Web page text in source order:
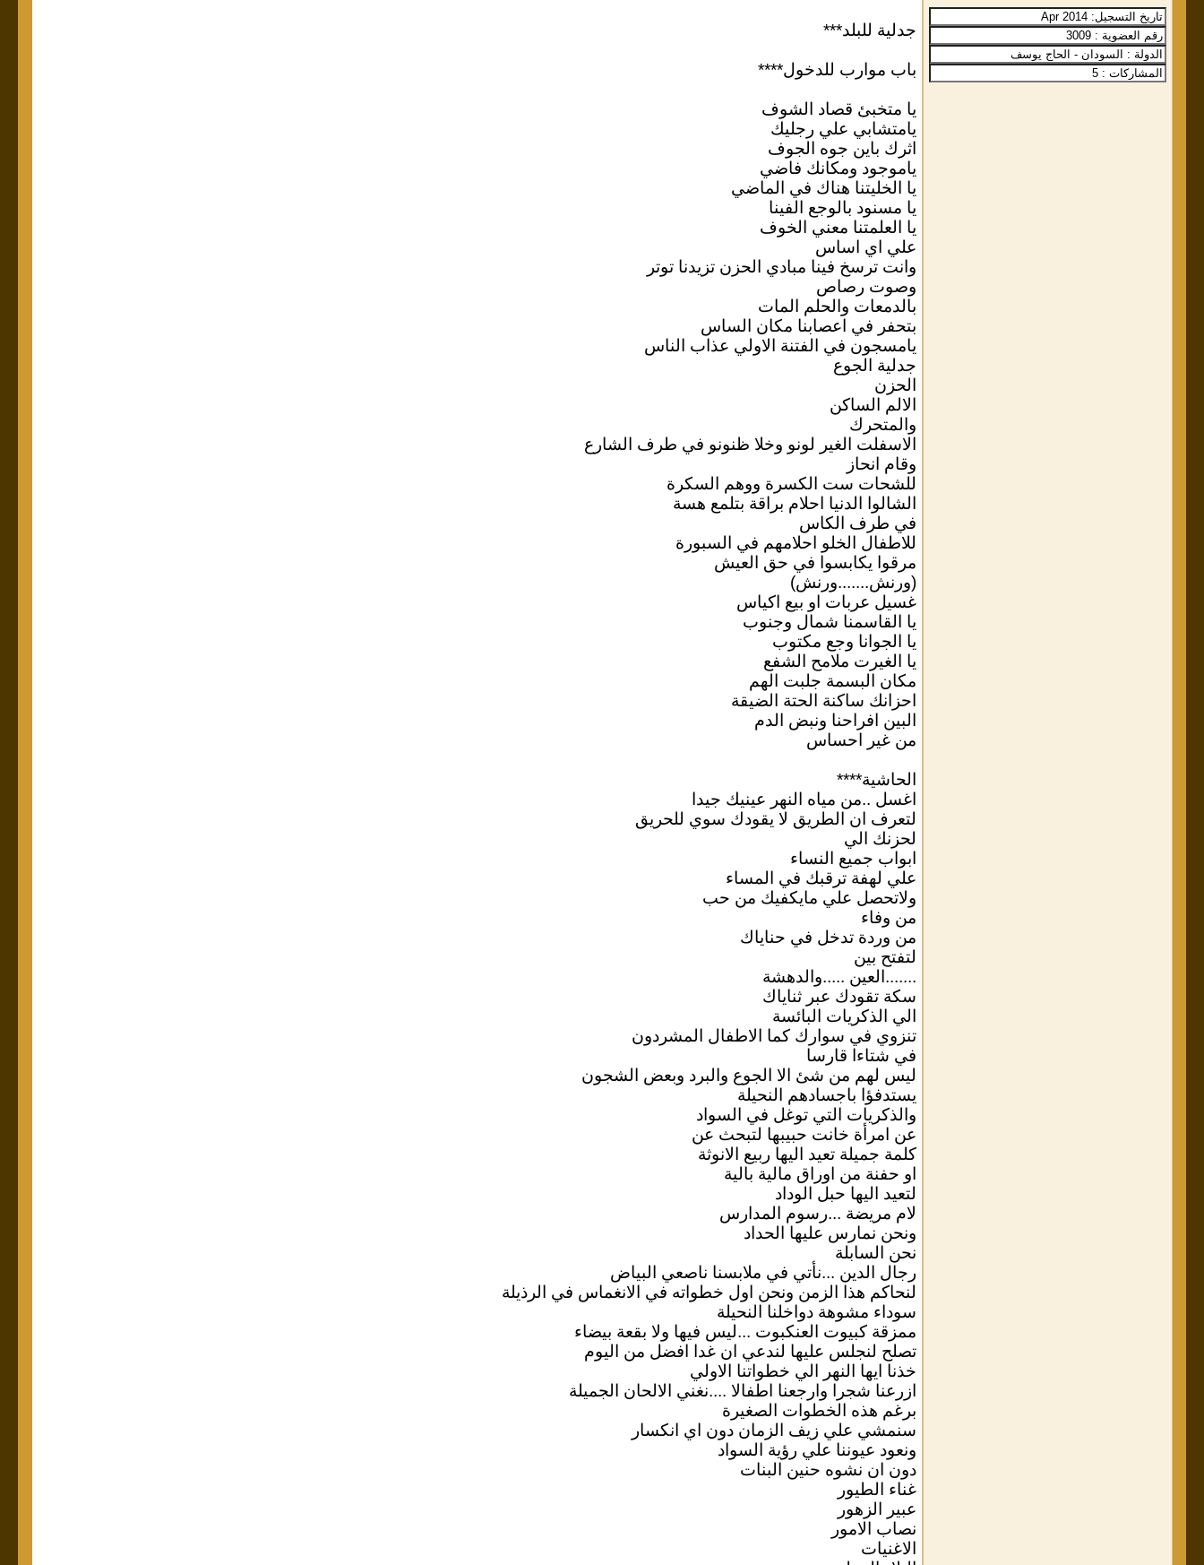
جدلية للبلد***
باب موارب للدخول****
يا متخبئ قصاد الشوف
يامتشابي علي رجليك
اثرك باين جوه الجوف
ياموجود ومكانك فاضي
يا الخليتنا هناك في الماضي
يا مسنود بالوجع الفينا
يا العلمتنا معني الخوف
علي اي اساس
وانت ترسخ فينا مبادي الحزن تزيدنا توتر
وصوت رصاص
بالدمعات والحلم المات
بتحفر في اعصابنا مكان الساس
يامسجون في الفتنة الاولي عذاب الناس
جدلية الجوع
الحزن
الالم الساكن
والمتحرك
الاسفلت الغير لونو وخلا ظنونو في طرف الشارع
وقام انحاز
للشحات ست الكسرة ووهم السكرة
الشالوا الدنيا احلام براقة بتلمع هسة
في طرف الكاس
للاطفال الخلو احلامهم في السبورة
مرقوا يكابسوا في حق العيش
(ورنش.......ورنش)
غسيل عربات او بيع اكياس
يا القاسمنا شمال وجنوب
يا الجوانا وجع مكتوب
يا الغيرت ملامح الشفع
مكان البسمة جلبت الهم
احزانك ساكنة الحتة الضيقة
البين افراحنا ونبض الدم
من غير احساس
الحاشية****
اغسل ..من مياه النهر عينيك جيدا
لتعرف ان الطريق لا يقودك سوي للحريق
لحزنك الي
ابواب جميع النساء
علي لهفة ترقبك في المساء
ولاتحصل علي مايكفيك من حب
من وفاء
من وردة تدخل في حناياك
لتفتح بين
.......العين .....والدهشة
سكة تقودك عبر ثناياك
الي الذكريات البائسة
تنزوي في سوارك كما الاطفال المشردون
في شتاءا قارسا
ليس لهم من شئ الا الجوع والبرد وبعض الشجون
يستدفؤا باجسادهم النحيلة
والذكريات التي توغل في السواد
عن امرأة خانت حبيبها لتبحث عن
كلمة جميلة تعيد اليها ربيع الانوثة
او حفنة من اوراق مالية بالية
لتعيد اليها حبل الوداد
لام مريضة ...رسوم المدارس
ونحن نمارس عليها الحداد
نحن السابلة
رجال الدين ...نأتي في ملابسنا ناصعي البياض
لنحاكم هذا الزمن ونحن اول خطواته في الانغماس في الرذيلة
سوداء مشوهة دواخلنا النحيلة
ممزقة كبيوت العنكبوت ...ليس فيها ولا بقعة بيضاء
تصلح لنجلس عليها لندعي ان غدا افضل من اليوم
خذنا ايها النهر الي خطواتنا الاولي
ازرعنا شجرا وارجعنا اطفالا ....نغني الالحان الجميلة
برغم هذه الخطوات الصغيرة
سنمشي علي زيف الزمان دون اي انكسار
ونعود عيوننا علي رؤية السواد
دون ان نشوه حنين البنات
غناء الطيور
عبير الزهور
نصاب الامور
الاغنيات